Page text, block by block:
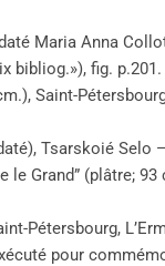
Maria Anna
bibliog.»), fig. p.201.
Saint-
Tsarskoié Selo
Grand” (plâtre;
Pétersbourg,
pour